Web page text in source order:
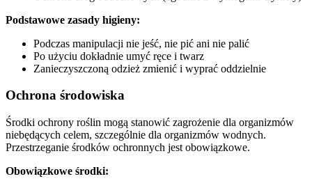
Podstawowe zasady higieny:
Podczas manipulacji nie jeść, nie pić ani nie palić
Po użyciu dokładnie umyć ręce i twarz
Zanieczyszczoną odzież zmienić i wyprać oddzielnie
Ochrona środowiska
Środki ochrony roślin mogą stanowić zagrożenie dla organizmów
niebędących celem, szczególnie dla organizmów wodnych.
Przestrzeganie środków ochronnych jest obowiązkowe.
Obowiązkowe środki: